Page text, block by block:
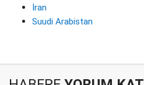
İran
Suudi Arabistan